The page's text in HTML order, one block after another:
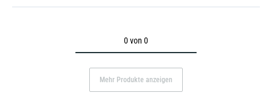
0 von 0
Mehr Produkte anzeigen